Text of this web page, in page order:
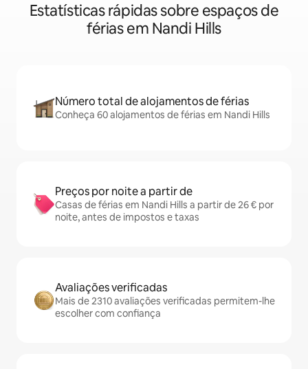
Estatísticas rápidas sobre espaços de
férias em Nandi Hills
Número total de alojamentos de férias
Conheça 60 alojamentos de férias em Nandi Hills
Preços por noite a partir de
Casas de férias em Nandi Hills a partir de 26 € por
noite, antes de impostos e taxas
Avaliações verificadas
Mais de 2310 avaliações verificadas permitem-lhe
escolher com confiança